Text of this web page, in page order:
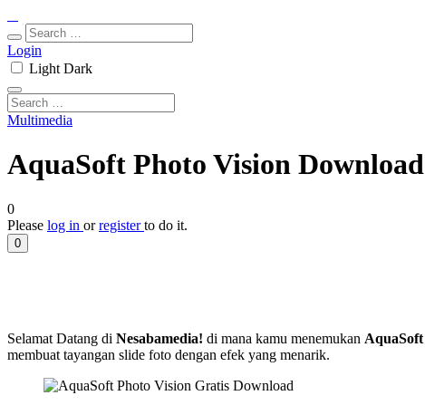
Login
Light Dark
Multimedia
AquaSoft Photo Vision
0
Please log in orregisterto do it.
0
Selamat Datang di Nesabamedia! di mana kamu menemukan
membuat tayangan slide foto dengan efek yang menarik.